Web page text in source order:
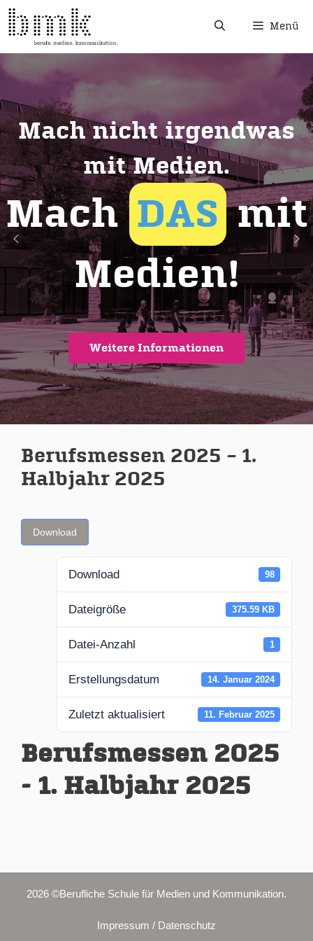
Menü
Mach nicht irgendwas
mit Medien.
MachDASmit
Medien!
Weitere Informationen
Berufsmessen 2025 – 1.
Halbjahr 2025
Download
Download 98
Dateigröße 375.59 KB
Datei-Anzahl 1
Erstellungsdatum 14. Januar 2024
Zuletzt aktualisiert 11. Februar 2025
Berufsmessen 2025
- 1. Halbjahr 2025
2026 ©Berufliche Schule für Medien und Kommunikation.
Impressum / Datenschutz